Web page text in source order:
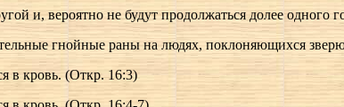
и, вероятно не будут продолжаться долее одного
гнойные раны на людях, поклоняющихся
в кровь. (Откр. 16:3)